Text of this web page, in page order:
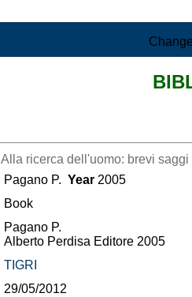
Alla ricerca dell'uomo: brevi
Pagano P. Year 2005
Book
Pagano P.
Alberto Perdisa Editore 2005
TIGRI
29/05/2012